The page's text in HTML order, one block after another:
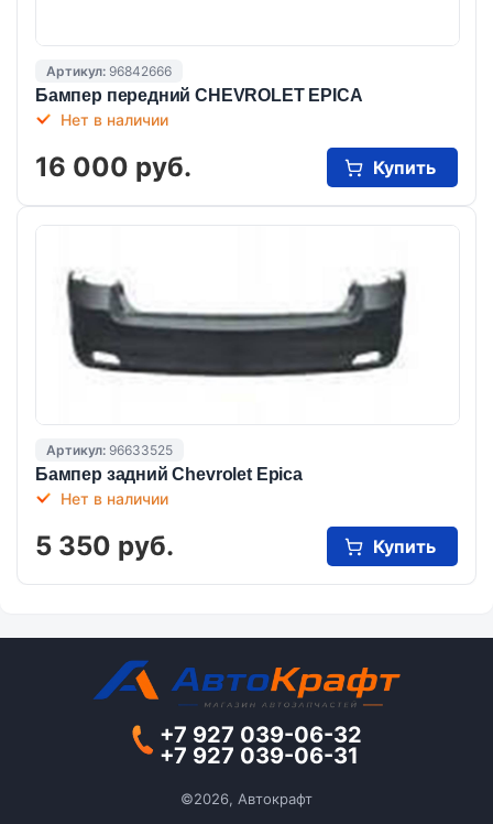
Артикул: 96842666
Бампер передний CHEVROLET EPICA
Нет в наличии
16 000 руб. Купить
Артикул: 96633525
Бампер задний Chevrolet Epica
Нет в наличии
5 350 руб. Купить
+7 927 039-06-32
+7 927 039-06-31
©2026, Автокрафт